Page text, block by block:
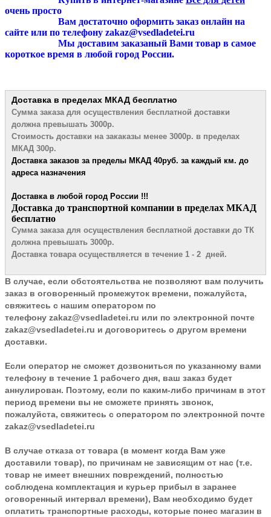
очень просто
Вам достаточно оформить заказ онлайн на
сайте или по телефону zakaz@vsedladetei.ru
Мы доставим заказаный Вами товар в самое
короткое время в любой город России.
Доставка в пределах МКАД бесплатно
Сумма заказа для осуществления бесплатной доставки
должна превышать 3000р.
Стоимость доставки на закаказы менее 3000р. в пределах
МКАД 300р.
Доставка заказов за пределы МКАД 40руб. за каждый км. до
адреса назначения
Доставка в любой город России !!!
​Доставка до транспортной компании в пределах МКАД
бесплатно
Сумма заказа для осуществления бесплатной доставки до ТК
должна превышать 3000р.
Доставка товара осуществляется в течение 1 - 2 дней.
В случае, если обстоятельства не позволяют вам получить
заказ в оговоренный промежуток времени, пожалуйста,
свяжитесь с нашим оператором по
телефону zakaz@vsedladetei.ru или по электронной почте
zakaz@vsedladetei.ru и договоритесь о другом времени
доставки.
Если оператор не сможет дозвониться по указанному вами
телефону в течение 1 рабочего дня, ваш заказ будет
аннулирован. Поэтому, если по каким-либо причинам в этот
период времени вы не сможете принять звонок,
пожалуйста, свяжитесь с оператором по электронной почте
zakaz@vsedladetei.ru
В случае отказа от товара (в момент когда Вам уже
доставили товар), по причинам не зависящим от нас (т.е.
товар не имеет внешних повреждений, полностью
соблюдена комплектация и курьер прибыл в заранее
оговоренный интервал времени), Вам необходимо будет
оплатить транспортные расходы, которые понес магазин в